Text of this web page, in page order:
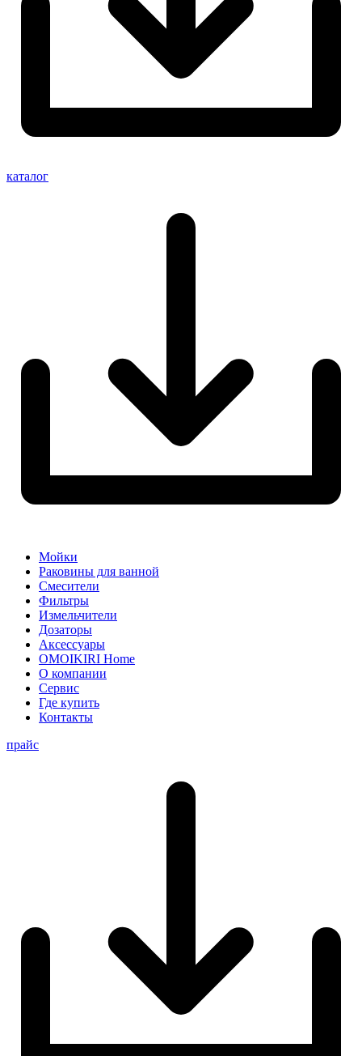
каталог
Мойки
Раковины для ванной
Смесители
Фильтры
Измельчители
Дозаторы
Аксессуары
OMOIKIRI Home
О компании
Сервис
Где купить
Контакты
прайс